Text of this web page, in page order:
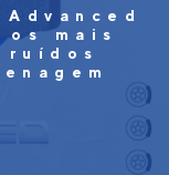
os mais